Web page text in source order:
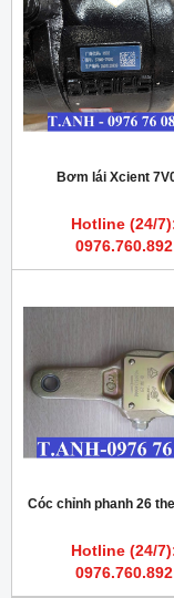
Bơm lái Xcient
Hotline (24/
0976.760.892
Cóc chỉnh phanh 26
Hotline (24/
0976.760.892